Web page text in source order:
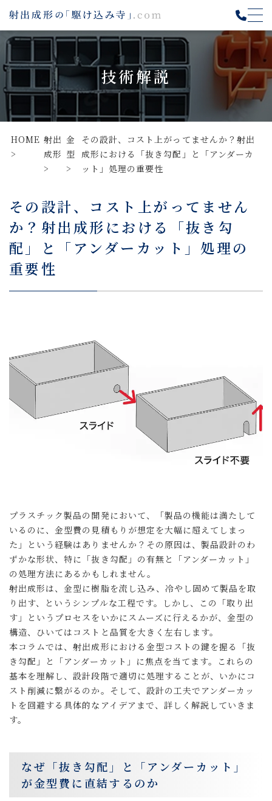
技術解説
HOME 射出
成形
金
型
その設計、コスト上がってませんか？射出
成形における「抜き勾配」と「アンダーカ
ット」処理の重要性
その設計、コスト上がってません
か？射出成形における「抜き勾
配」と「アンダーカット」処理の
重要性
プラスチック製品の開発において、「製品の機能は満たして
いるのに、金型費の見積もりが想定を大幅に超えてしまっ
た」という経験はありませんか？その原因は、製品設計のわ
ずかな形状、特に「抜き勾配」の有無と「アンダーカット」
の処理方法にあるかもしれません。
射出成形は、金型に樹脂を流し込み、冷やし固めて製品を取
り出す、というシンプルな工程です。しかし、この「取り出
す」というプロセスをいかにスムーズに行えるかが、金型の
構造、ひいてはコストと品質を大きく左右します。
本コラムでは、射出成形における金型コストの鍵を握る「抜
き勾配」と「アンダーカット」に焦点を当てます。これらの
基本を理解し、設計段階で適切に処理することが、いかにコ
スト削減に繋がるのか。そして、設計の工夫でアンダーカッ
トを回避する具体的なアイデアまで、詳しく解説していきま
す。
なぜ「抜き勾配」と「アンダーカット」
が金型費に直結するのか